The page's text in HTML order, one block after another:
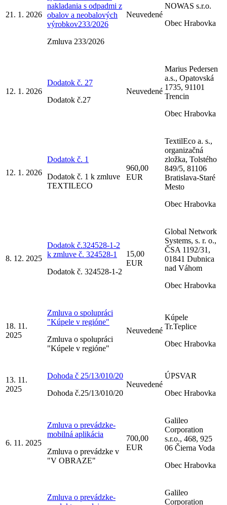
21. 1. 2026
nakladania s odpadmi z
obalov a neobalových
výrobkov233/2026
Zmluva 233/2026
Neuvedené
NOWAS s.r.o.
Obec Hrabovka
12. 1. 2026
Dodatok č. 27
Dodatok č.27
Neuvedené
Marius Pedersen
a.s., Opatovská
1735, 91101
Trencin
Obec Hrabovka
12. 1. 2026
Dodatok č. 1
Dodatok č. 1 k zmluve
TEXTILECO
960,00
EUR
TextilEco a. s.,
organizačná
zložka, Tolstého
849/5, 81106
Bratislava-Staré
Mesto
Obec Hrabovka
8. 12. 2025
Dodatok č.324528-1-2
k zmluve č. 324528-1
Dodatok č. 324528-1-2
15,00
EUR
Global Network
Systems, s. r. o.,
ČSA 1192/31,
01841 Dubnica
nad Váhom
Obec Hrabovka
18. 11.
2025
Zmluva o spolupráci
"Kúpele v regióne"
Zmluva o spolupráci
"Kúpele v regióne"
Neuvedené
Kúpele
Tr.Teplice
Obec Hrabovka
13. 11.
2025
Dohoda č 25/13/010/20
Dohoda č.25/13/010/20
Neuvedené
ÚPSVAR
Obec Hrabovka
6. 11. 2025
Zmluva o prevádzke-
mobilná aplikácia
Zmluva o prevádzke v
"V OBRAZE"
700,00
EUR
Galileo
Corporation
s.r.o., 468, 925
06 Čierna Voda
Obec Hrabovka
Zmluva o prevádzke-
Galileo
Corporation